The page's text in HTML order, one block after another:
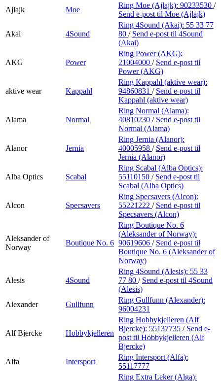
Ajlajk
Moe
Ring Moe (Ajlajk): 90233530 /
Send e-post til Moe (Ajlajk)
Akai 4Sound
Ring 4Sound (Akai): 55 33 77
80 / Send e-post til 4Sound
(Akai)
AKG Power
Ring Power (AKG):
21004000 / Send e-post til
Power (AKG)
aktive wear Kappahl
Ring Kappahl (aktive wear):
94860831 / Send e-post til
Kappahl (aktive wear)
Alama Normal
Ring Normal (Alama):
40810230 / Send e-post til
Normal (Alama)
Alanor Jernia
Ring Jernia (Alanor):
40005958 / Send e-post til
Jernia (Alanor)
Alba Optics Scabal
Ring Scabal (Alba Optics):
55110150 / Send e-post til
Scabal (Alba Optics)
Alcon Specsavers
Ring Specsavers (Alcon):
55221222 / Send e-post til
Specsavers (Alcon)
Aleksander of
Norway
Boutique No. 6
Ring Boutique No. 6
(Aleksander of Norway):
90619606 / Send e-post til
Boutique No. 6 (Aleksander of
Norway)
Alesis 4Sound
Ring 4Sound (Alesis): 55 33
77 80 / Send e-post til 4Sound
(Alesis)
Alexander
Gullfunn
Ring Gullfunn (Alexander):
96004231
Alf Bjercke Hobbykjelleren
Ring Hobbykjelleren (Alf
Bjercke): 55137735 / Send e-
post til Hobbykjelleren (Alf
Bjercke)
Alfa
Intersport
Ring Intersport (Alfa):
55117777
Ring Extra Leker (Alga):